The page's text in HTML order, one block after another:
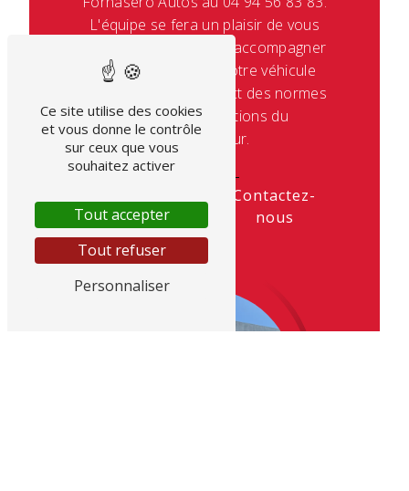
L'équipe se fera un plaisir de vous
renseigner et de vous accompagner
dans l'entretien de votre véhicule
Citroën, dans le respect des normes
et des préconisations du
constructeur.
plus
Contactez-
nous
Ce site utilise des cookies
et vous donne le contrôle
sur ceux que vous
souhaitez activer
Tout accepter
Tout refuser
Personnaliser